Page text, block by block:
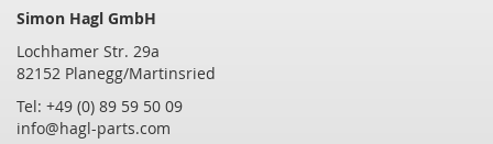
Simon Hagl GmbH
Lochhamer Str. 29a
82152 Planegg/Martinsried
Tel: +49 (0) 89 59 50 09
info@hagl-parts.com